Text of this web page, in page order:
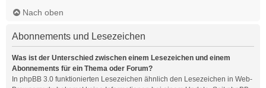
Nach oben
Abonnements und Lesezeichen
Was ist der Unterschied zwischen einem Lesezeichen und einem
Abonnements für ein Thema oder Forum?
In phpBB 3.0 funktionierten Lesezeichen ähnlich den Lesezeichen in Web-